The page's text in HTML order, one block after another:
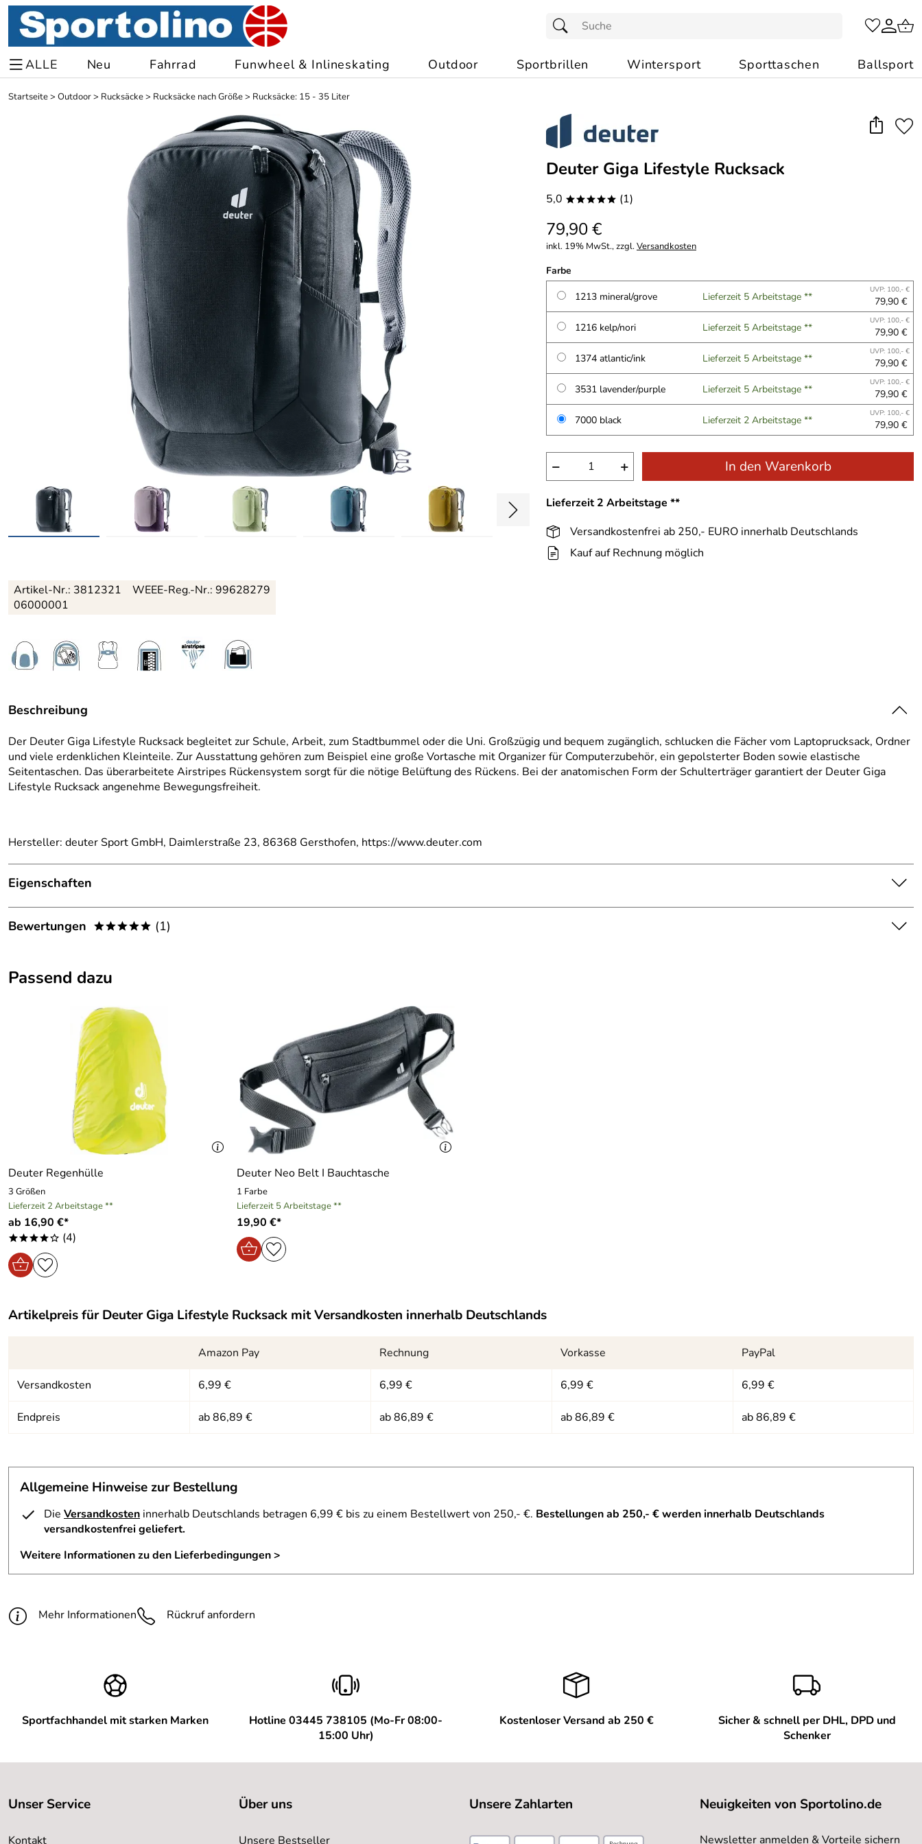
ALLE Neu Fahrrad Funwheel & Inlineskating Outdoor Sportbrillen Wintersport Sporttaschen Ballsport
Startseite> Outdoor> Rucksäcke> Rucksäcke nach Größe> Rucksäcke: 15 - 35 Liter
Deuter Giga Lifestyle Rucksack
5,0 ***** (1)
79,90 €
inkl. 19% MwSt., zzgl.Versandkosten
Farbe
1213 mineral/grove
Lieferzeit 5 Arbeitstage ** UVP: 100,- €
79,90 €
1216 kelp/nori
Lieferzeit 5 Arbeitstage ** UVP: 100,- €
79,90 €
1374 atlantic/ink
Lieferzeit 5 Arbeitstage ** UVP: 100,- €
79,90 €
3531 lavender/purple
Lieferzeit 5 Arbeitstage ** UVP: 100,- €
79,90 €
7000 black
Lieferzeit 2 Arbeitstage ** UVP: 100,- €
79,90 €
− + In den Warenkorb
Lieferzeit 2 Arbeitstage **
Versandkostenfrei ab 250,- EURO innerhalb Deutschlands
Kauf auf Rechnung möglich
Artikel-Nr.: 3812321
06000001
WEEE-Reg.-Nr.: 99628279
Beschreibung
Der Deuter Giga Lifestyle Rucksack begleitet zur Schule, Arbeit, zum Stadtbummel oder die Uni. Großzügig und bequem zugänglich, schlucken die Fächer vom Laptoprucksack, Ordner
und viele erdenklichen Kleinteile. Zur Ausstattung gehören zum Beispiel eine große Vortasche mit Organizer für Computerzubehör, ein gepolsterter Boden sowie elastische
Seitentaschen. Das überarbeitete Airstripes Rückensystem sorgt für die nötige Belüftung des Rückens. Bei der anatomischen Form der Schulterträger ga­ran­tiert der Deuter Giga
Lifestyle Rucksack angenehme Be­we­­gungs­freiheit.
Hersteller: deuter Sport GmbH, Daimlerstraße 23, 86368 Gersthofen, https://www.deuter.com
Eigenschaften
Ausstattung
Gewicht:
980 g
28 Liter
Bewertungen ***** (1)
5
*****
Verifizierte Bewertung
Lieferung, Preis, Qualität: alles bestens!
Kaufdatum: 11.02.2026
Bewertungsdatum: 27.02.2026
Passend dazu
Deuter Regenhülle
3 Größen
Lieferzeit 2 Arbeitstage **
ab 16,90 €*
****o (4)
Deuter Neo Belt I Bauchtasche
1 Farbe
Lieferzeit 5 Arbeitstage **
19,90 €*
Artikelpreis fürDeuter Giga Lifestyle Rucksack mit Versandkosten innerhalb Deutschlands
Amazon Pay Rechnung Vorkasse PayPal
Versandkosten 6,99 € 6,99 € 6,99 € 6,99 €
Endpreis ab 86,89 € ab 86,89 € ab 86,89 € ab 86,89 €
Allgemeine Hinweise zur Bestellung
Die Versandkosten innerhalb Deutschlands betragen 6,99 € bis zu einem Bestellwert von 250,- €. Bestellungen ab 250,- € werden innerhalb Deutschlands
versandkostenfrei geliefert.
Weitere Informationen zu den Lieferbedingungen >
Mehr Informationen Rückruf anfordern
Sportfachhandel mit starken Marken
Hotline 03445 738105 (Mo-Fr 08:00-
15:00 Uhr)
Kostenloser Versand ab 250 €
Sicher & schnell per DHL, DPD und
Schenker
Unser Service
Kontakt
Über uns
Unsere Bestseller
Unsere Zahlarten Neuigkeiten von Sportolino.de
Newsletter anmelden & Vorteile sichern